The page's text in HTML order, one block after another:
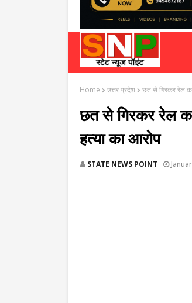
Home उत्तर प्रदेश छत से गिरकर रेल
छत से गिरकर रेल
हत्या का आरोप
STATE NEWS POINT